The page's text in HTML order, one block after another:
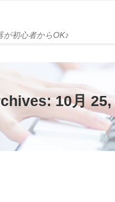
が初心者からOK♪
10月